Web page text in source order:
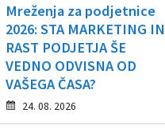
Mreženja za podjetnice
2026: STA MARKETING IN
RAST PODJETJA ŠE
VEDNO ODVISNA OD
VAŠEGA ČASA?
24. 08. 2026